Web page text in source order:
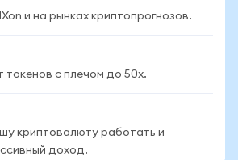
и на рынках криптопрогнозов.
токенов с плечом до 50x.
криптовалюту работать и
доход.